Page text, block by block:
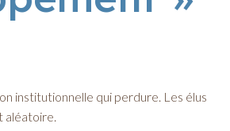
institutionnelle qui perdure. Les élus
aléatoire.